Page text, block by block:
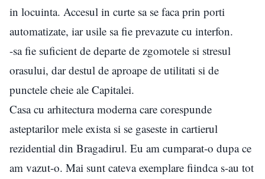
in locuinta. Accesul in curte sa se faca prin porti
automatizate, iar usile sa fie prevazute cu interfon.
-sa fie suficient de departe de zgomotele si stresul
orasului, dar destul de aproape de utilitati si de
punctele cheie ale Capitalei.
Casa cu arhitectura moderna care corespunde
asteptarilor mele exista si se gaseste in cartierul
rezidential din Bragadirul. Eu am cumparat-o dupa ce
am vazut-o. Mai sunt cateva exemplare fiindca s-au tot